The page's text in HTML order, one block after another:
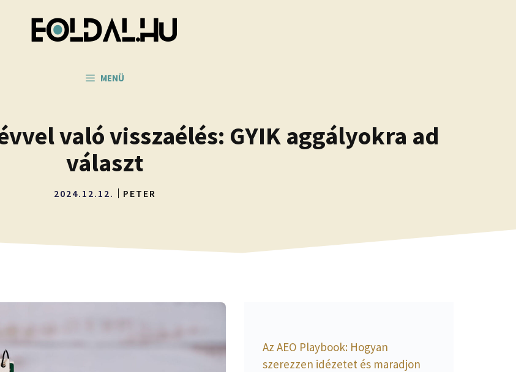
MENÜ
való visszaélés: GYIK aggályokra ad
választ
2024.12.12. PETER
Az AEO Playbook: Hogyan
szerezzen idézetet és maradjon